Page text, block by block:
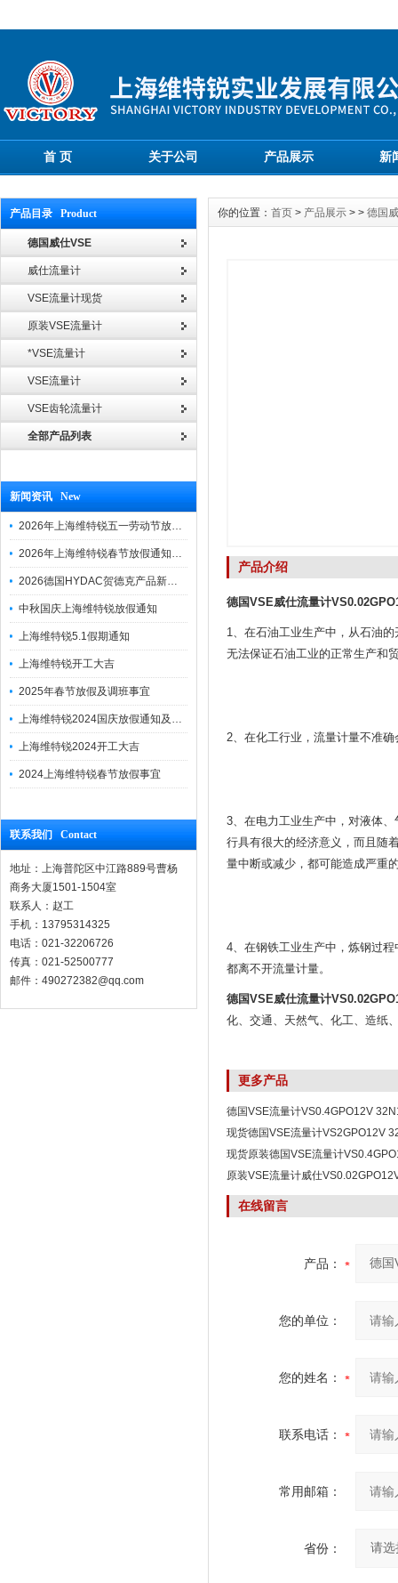
首 页 关于公司 产品展示 新
产品目录 Product
德国威仕VSE
威仕流量计
VSE流量计现货
原装VSE流量计
*VSE流量计
VSE流量计
VSE齿轮流量计
全部产品列表
新闻资讯 New
2026年上海维特锐五一劳动节放假通知
2026年上海维特锐春节放假通知及调班安排
2026德国HYDAC贺德克产品新到一批现货
中秋国庆上海维特锐放假通知
上海维特锐5.1假期通知
上海维特锐开工大吉
2025年春节放假及调班事宜
上海维特锐2024国庆放假通知及调休安排
上海维特锐2024开工大吉
2024上海维特锐春节放假事宜
联系我们 Contact
地址：上海普陀区中江路889号曹杨
商务大厦1501-1504室
联系人：赵工
手机：13795314325
电话：021-32206726
传真：021-52500777
邮件：490272382@qq.com
你的位置： 首页 > 产品展示 > > 德国
产品介绍
德国VSE威仕流量计
1、在石油工业生产中，从石油
无法保证石油工业的正常生产和
2、在化工行业，流量计量不准
3、在电力工业生产中，对液体
行具有很大的经济意义，而且随
量中断或减少，都可能造成严重
4、在钢铁工业生产中，炼钢过
都离不开流量计量。
德国VSE威仕流量计
化、交通、天然气、化工、造纸
更多产品
德国VSE流量计VS0.4GPO12V
10.28VDC
现货德国VSE流量计VS2GPO12V
现货原装德国VSE流量计
原装VSE流量计威仕
在线留言
产品：
您的单位：
您的姓名：
联系电话：
常用邮箱：
省份：